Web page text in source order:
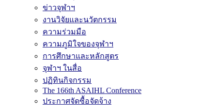
ข่าวจุฬาฯ
งานวิจัยและนวัตกรรม
ความร่วมมือ
ความภูมิใจของจุฬาฯ
การศึกษาและหลักสูตร
จุฬาฯ ในสื่อ
ปฏิทินกิจกรรม
The 166th ASAIHL Conference
ประกาศจัดซื้อจัดจ้าง